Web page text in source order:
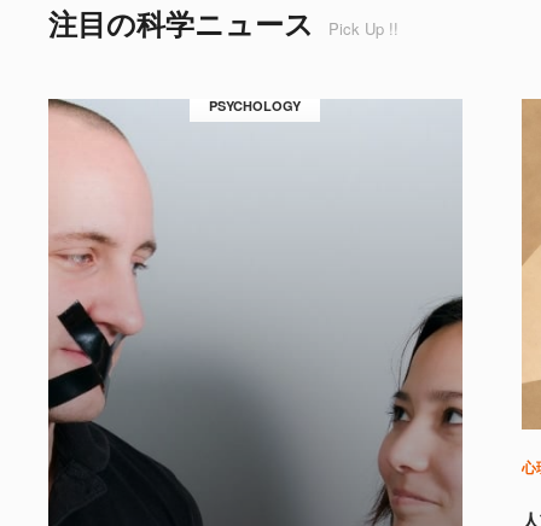
注目の科学ニュース Pick Up !!
PSYCHOLOGY
心